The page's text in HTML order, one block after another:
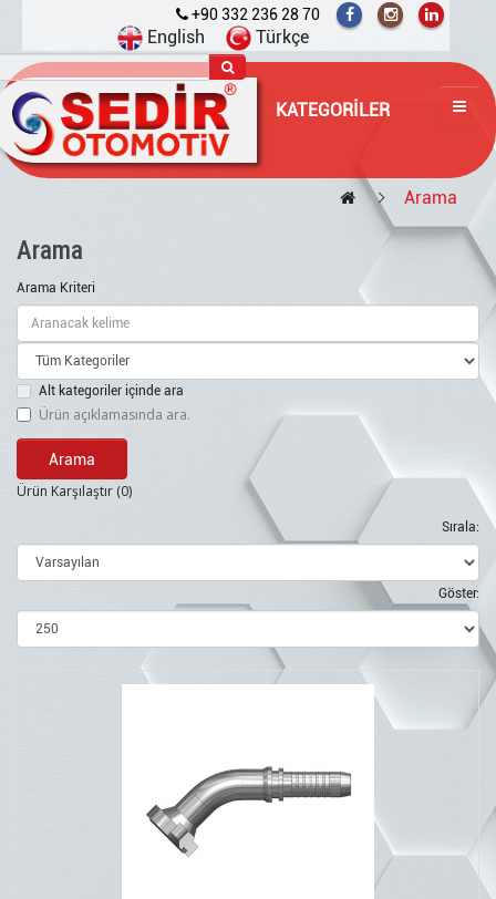
+90 332 236 28 70
English Türkçe
KATEGORILER
Arama
Arama
Arama Kriteri
Alt kategoriler içinde ara
Ürün açıklamasında ara.
Ürün Karşılaştır (0)
Sırala:
Göster: